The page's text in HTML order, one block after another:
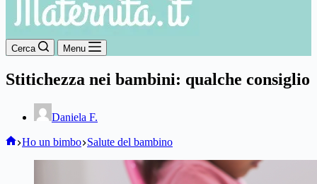
Cerca Menu
Stitichezza nei bambini: qualche consiglio
Daniela F.
Home
Ho un bimbo Salute del bambino